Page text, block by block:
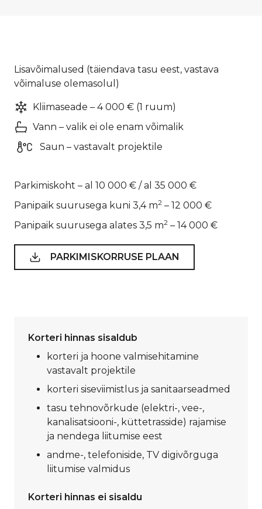
Lisavõimalused (täiendava tasu eest, vastava
võimaluse olemasolul)
Kliimaseade – 4 000 € (1 ruum)
Vann – valik ei ole enam võimalik
Saun – vastavalt projektile
Parkimiskoht – al 10 000 € / al 35 000 €
Panipaik suurusega kuni 3,4 m2 – 12 000 €
Panipaik suurusega alates 3,5 m2 – 14 000 €
PARKIMISKORRUSE PLAAN
Korteri hinnas sisaldub
korteri ja hoone valmisehitamine
vastavalt projektile
korteri siseviimistlus ja sanitaarseadmed
tasu tehnovõrkude (elektri-, vee-,
kanalisatsiooni-, küttetrasside) rajamise
ja nendega liitumise eest
andme-, telefoniside, TV digivõrguga
liitumise valmidus
Korteri hinnas ei sisaldu